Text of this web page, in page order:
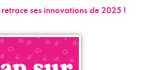
retrace ses innovations de 2025 !